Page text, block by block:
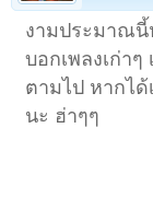
งามประมาณนี้
บอกเพลงเก่า
ตามไป หากได้
นะ ฮ่าๆๆ